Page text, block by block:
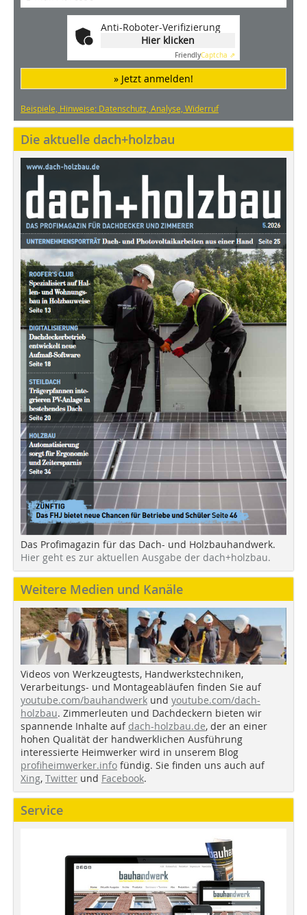
Anti-Roboter-Verifizierung
Hier klicken
FriendlyCaptcha ⇗
» Jetzt anmelden!
Beispiele, Hinweise: Datenschutz, Analyse, Widerruf
Die aktuelle dach+holzbau
Das Profimagazin für das Dach- und Holzbauhandwerk.
Hier geht es zur aktuellen Ausgabe der dach+holzbau.
Weitere Medien und Kanäle
Videos von Werkzeugtests, Handwerkstechniken,
Verarbeitungs- und Montageabläufen finden Sie auf
youtube.com/bauhandwerk und youtube.com/dach-
holzbau. Zimmerleuten und Dachdeckern bieten wir
spannende Inhalte auf dach-holzbau.de, der an einer
hohen Qualität der handwerklichen Ausführung
interessierte Heimwerker wird in unserem Blog
profiheimwerker.info fündig. Sie finden uns auch auf
Xing, Twitter und Facebook.
Service